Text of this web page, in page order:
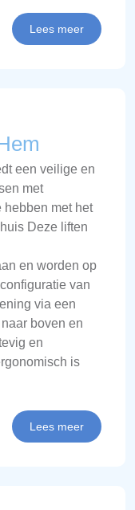
Lees meer
een veilige en
met
met het
Deze liften
en worden op
van
via een
boven en
en
is
Lees meer